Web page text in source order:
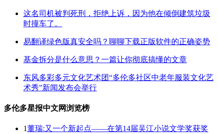
这名司机被判死刑，拒绝上诉，因为他在倾倒建筑垃圾
时撞车了。
易翻译绿色版真安全吗？聊聊下载正版软件的正确姿势
基金拆分是什么意思？一篇让你彻底搞懂的文章
东风多彩多元文化艺术团“多伦多社区中老年服装文化艺
术秀”新闻发布会举行
多伦多星报中文网浏览榜
1董瑞:又一个新起点——在第14届吴江小说文学奖获奖